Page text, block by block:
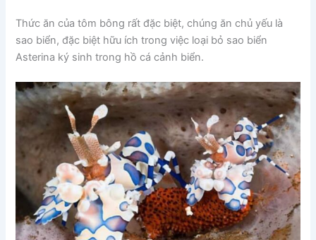
Thức ăn của tôm bông rất đặc biệt, chúng ăn chủ yếu là
sao biển, đặc biệt hữu ích trong việc loại bỏ sao biển
Asterina ký sinh trong hồ cá cảnh biển.